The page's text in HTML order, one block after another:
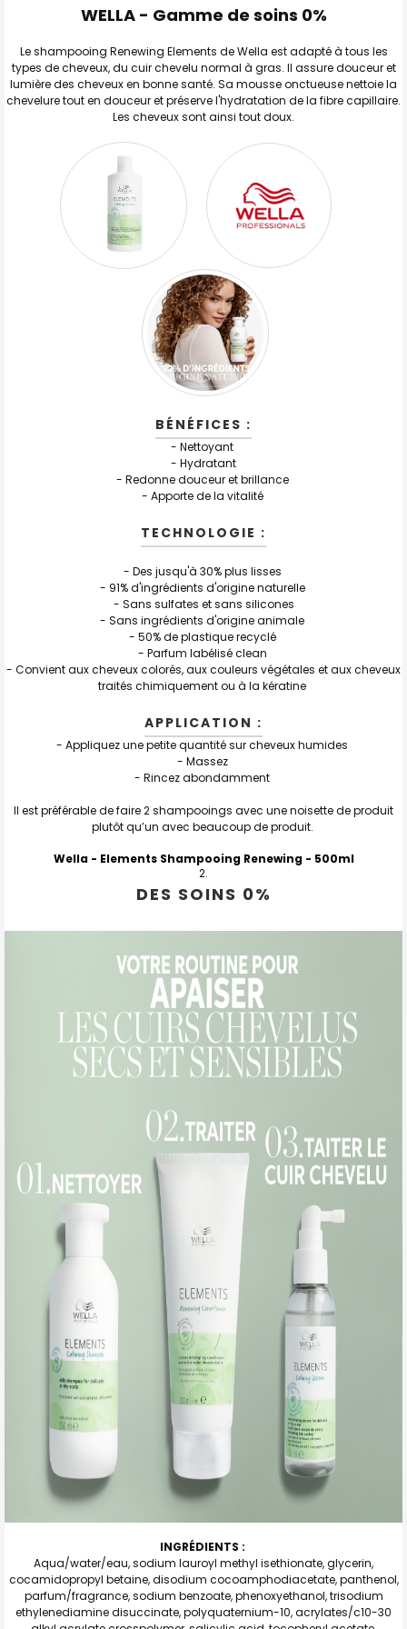
TOUT
J'AJOUTE
LA
SÉLECTION
AU PANIER
WELLA - Gamme de soins 0%
Le shampooing Renewing Elements de Wella est adapté à tous les
types de cheveux, du cuir chevelu normal à gras. Il assure douceur et
lumière des cheveux en bonne santé. Sa mousse onctueuse nettoie la
chevelure tout en douceur et préserve l'hydratation de la fibre capillaire.
Les cheveux sont ainsi tout doux.
BÉNÉFICES :
- Nettoyant
- Hydratant
- Redonne douceur et brillance
- Apporte de la vitalité
TECHNOLOGIE :
- Des jusqu'à 30% plus lisses
- 91% d'ingrédients d'origine naturelle
- Sans sulfates et sans silicones
- Sans ingrédients d'origine animale
- 50% de plastique recyclé
- Parfum labélisé clean
- Convient aux cheveux colorés, aux couleurs végétales et aux cheveux
traités chimiquement ou à la kératine
APPLICATION :
- Appliquez une petite quantité sur cheveux humides
- Massez
- Rincez abondamment
Il est préférable de faire 2 shampooings avec une noisette de produit
plutôt qu’un avec beaucoup de produit.
Wella - Elements Shampooing Renewing - 500ml
DES SOINS 0%
INGRÉDIENTS :
Aqua/water/eau, sodium lauroyl methyl isethionate, glycerin,
cocamidopropyl betaine, disodium cocoamphodiacetate, panthenol,
parfum/fragrance, sodium benzoate, phenoxyethanol, trisodium
ethylenediamine disuccinate, polyquaternium-10, acrylates/c10-30